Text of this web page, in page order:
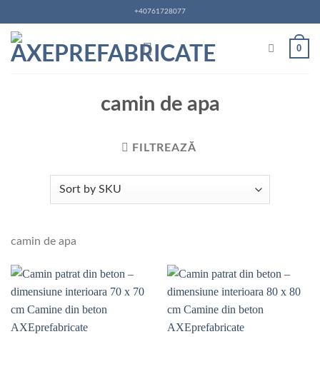
to
content
+40761728077
0
camin de apa
FILTREAZĂ
camin de apa